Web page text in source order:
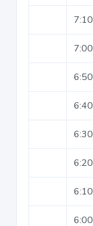
7:10
7:00
6:50
6:40
6:30
6:20
6:10
6:00